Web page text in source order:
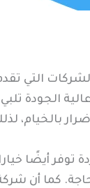
التي
الجودة
بالخيام،
أيضًا
كما أن